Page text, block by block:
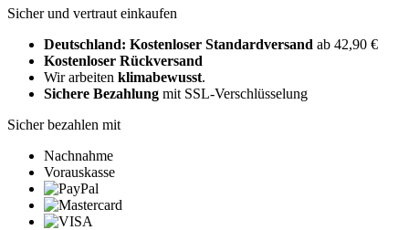
Sicher und vertraut einkaufen
Deutschland: Kostenloser Standardversand ab 42,90 €
Kostenloser Rückversand
Wir arbeiten klimabewusst.
Sichere Bezahlung mit SSL-Verschlüsselung
Sicher bezahlen mit
Nachnahme
Vorauskasse